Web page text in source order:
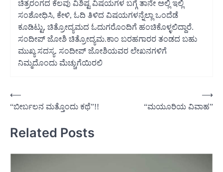
ಚಿತ್ರರಂಗದ ಕೆಲವು ವಿಶಿಷ್ಟ ವಿಷಯಗಳ ಬಗ್ಗೆ ತಾನೇ ಅಲ್ಲಿ ಇಲ್ಲಿ
ಸಂಶೋಧಿಸಿ, ಕೇಳಿ, ಓದಿ ತಿಳಿದ ವಿಷಯಗಳನ್ನೆಲ್ಲಾ ಒಂದೆಡೆ
ಕೂಡಿಟ್ಟು, ಚಿತ್ರೋದ್ಯಮದ ಓದುಗರೊಂದಿಗೆ ಹಂಚಿಕೊಳ್ಳಲಿದ್ದಾರೆ.
ಸಂದೀಪ್‌ ಜೋಶಿ ಚಿತ್ರೋದ್ಯಮ.ಕಾಂ ಬರಹಗಾರರ ತಂಡದ ಬಹು
ಮುಖ್ಯ ಸದಸ್ಯ. ಸಂದೀಪ್ ಜೋಶಿಯವರ ಲೇಖನಗಳಿಗೆ
ನಿಮ್ಮದೊಂದು ಮೆಚ್ಚುಗೆಯಿರಲಿ
Post
navigation
⟵
“ಬೀರ್ಬಲನ ಮತ್ತೊಂದು ಕಥೆ”!!
“ಮಯೂರಿಯ ವಿವಾಹ”
⟶
Related Posts